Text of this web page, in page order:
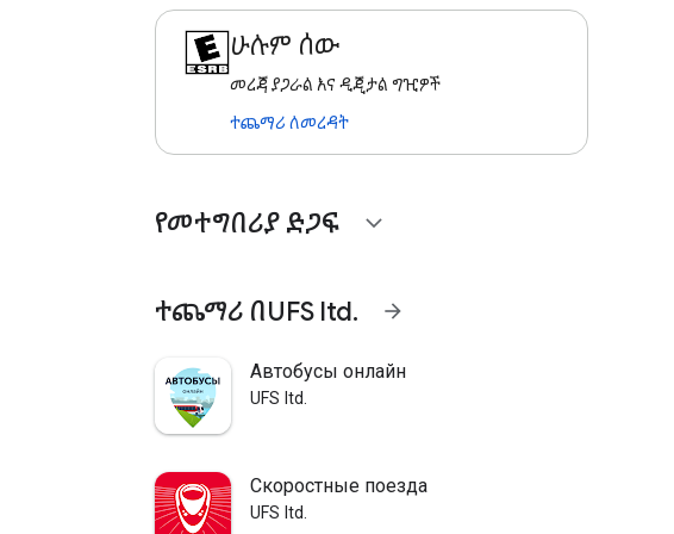
ሁሉም ሰው
መረጃ ያጋራል እና ዲጂታል ግዢዎች
ተጨማሪ ለመረዳት
የመተግበሪያ ድጋፍ expand_more
ተጨማሪ በUFS ltd. arrow_forward
Автобусы онлайн
UFS ltd.
Скоростные поезда
UFS ltd.